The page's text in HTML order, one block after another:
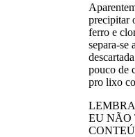
precipitar
ferro e
separa-se
pouco de
pro lixo
EU NÃO